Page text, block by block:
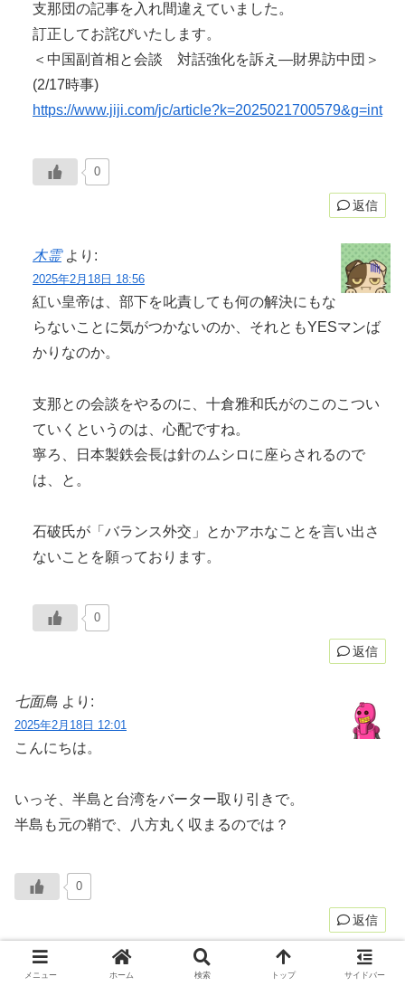
支那団の記事を入れ間違えていました。
訂正してお詫びいたします。
＜中国副首相と会談 対話強化を訴え―財界訪中団＞
(2/17時事)
https://www.jiji.com/jc/article?k=2025021700579&g=int
0
返信
木霊 より:
2025年2月18日 18:56
紅い皇帝は、部下を叱責しても何の解決にもな
らないことに気がつかないのか、それともYESマンば
かりなのか。
支那との会談をやるのに、十倉雅和氏がのこのこつい
ていくというのは、心配ですね。
寧ろ、日本製鉄会長は針のムシロに座らされるので
は、と。
石破氏が「バランス外交」とかアホなことを言い出さ
ないことを願っております。
0
返信
七面鳥 より:
2025年2月18日 12:01
こんにちは。
いっそ、半島と台湾をバーター取り引きで。
半島も元の鞘で、八方丸く収まるのでは？
0
返信
木霊
メニュー ホーム 検索 トップ サイドバー